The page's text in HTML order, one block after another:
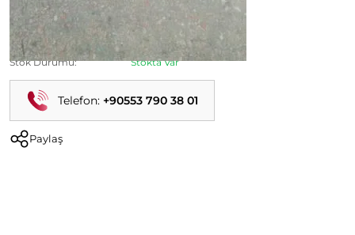
Kategori:
Fiat 500 Çıkma Parça
Durumu:
İkinci El
Stok Durumu:
Stokta Var
Telefon: +90553 790 38 01
Paylaş